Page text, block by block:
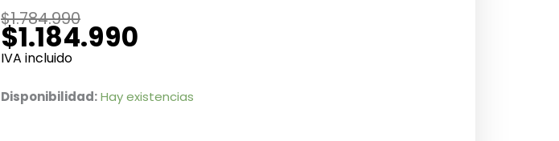
$1.784.990
El
precio
original
$1.784.990.
$1.184.990
El
precio
actual
$1.184.990.
IVA incluido
Disponibilidad:Hay existencias
Termo